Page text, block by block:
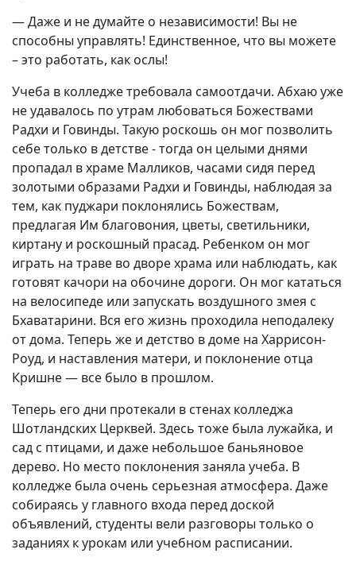
— Даже и не думайте о независимости! Вы не
способны управлять! Единственное, что вы можете
– это работать, как ослы!
Учеба в колледже требовала самоотдачи. Абхаю уже
не удавалось по утрам любоваться Божествами
Радхи и Говинды. Такую роскошь он мог позволить
себе только в детстве - тогда он целыми днями
пропадал в храме Малликов, часами сидя перед
золотыми образами Радхи и Говинды, наблюдая за
тем, как пуджари поклонялись Божествам,
предлагая Им благовония, цветы, светильники,
киртану и роскошный прасад. Ребенком он мог
играть на траве во дворе храма или наблюдать, как
готовят качори на обочине дороги. Он мог кататься
на велосипеде или запускать воздушного змея с
Бхаватарини. Вся его жизнь проходила неподалеку
от дома. Теперь же и детство в доме на Харрисон-
Роуд, и наставления матери, и поклонение отца
Кришне — все было в прошлом.
Теперь его дни протекали в стенах колледжа
Шотландских Церквей. Здесь тоже была лужайка, и
сад с птицами, и даже небольшое баньяновое
дерево. Но место поклонения заняла учеба. В
колледже была очень серьезная атмосфера. Даже
собираясь у главного входа перед доской
объявлений, студенты вели разговоры только о
заданиях к урокам или учебном расписании.